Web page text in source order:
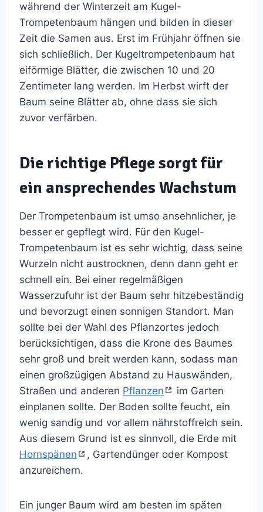
während der Winterzeit am Kugel-
Trompetenbaum hängen und bilden in dieser
Zeit die Samen aus. Erst im Frühjahr öffnen sie
sich schließlich. Der Kugeltrompetenbaum hat
eiförmige Blätter, die zwischen 10 und 20
Zentimeter lang werden. Im Herbst wirft der
Baum seine Blätter ab, ohne dass sie sich
zuvor verfärben.
Die richtige Pflege sorgt für
ein ansprechendes Wachstum
Der Trompetenbaum ist umso ansehnlicher, je
besser er gepflegt wird. Für den Kugel-
Trompetenbaum ist es sehr wichtig, dass seine
Wurzeln nicht austrocknen, denn dann geht er
schnell ein. Bei einer regelmäßigen
Wasserzufuhr ist der Baum sehr hitzebeständig
und bevorzugt einen sonnigen Standort. Man
sollte bei der Wahl des Pflanzortes jedoch
berücksichtigen, dass die Krone des Baumes
sehr groß und breit werden kann, sodass man
einen großzügigen Abstand zu Hauswänden,
Straßen und anderen Pflanzen
im Garten
einplanen sollte. Der Boden sollte feucht, ein
wenig sandig und vor allem nährstoffreich sein.
Aus diesem Grund ist es sinnvoll, die Erde mit
Hornspänen
, Gartendünger oder Kompost
anzureichern.
Ein junger Baum wird am besten im späten